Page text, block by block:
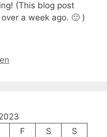
(This blog post
a week ago. 🙂 )
F S
S